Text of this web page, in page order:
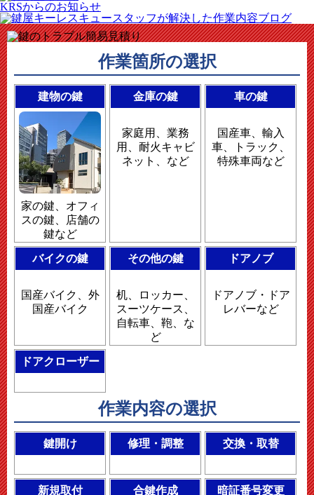
KRSからのお知らせ
作業箇所の選択
建物の鍵
家の鍵、オフィ
スの鍵、店舗の
鍵など
金庫の鍵
家庭用、業務
用、耐火キャビ
ネット、など
車の鍵
国産車、輸入
車、トラック、
特殊車両など
バイクの鍵
国産バイク、外
国産バイク
その他の鍵
机、ロッカー、
スーツケース、
自転車、鞄、な
ど
ドアノブ
ドアノブ・ドア
レバーなど
ドアクローザー
作業内容の選択
鍵開け 修理・調整 交換・取替
新規取付 合鍵作成 暗証番号変更